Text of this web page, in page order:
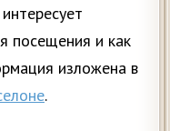
посещения и как
изложена в
.